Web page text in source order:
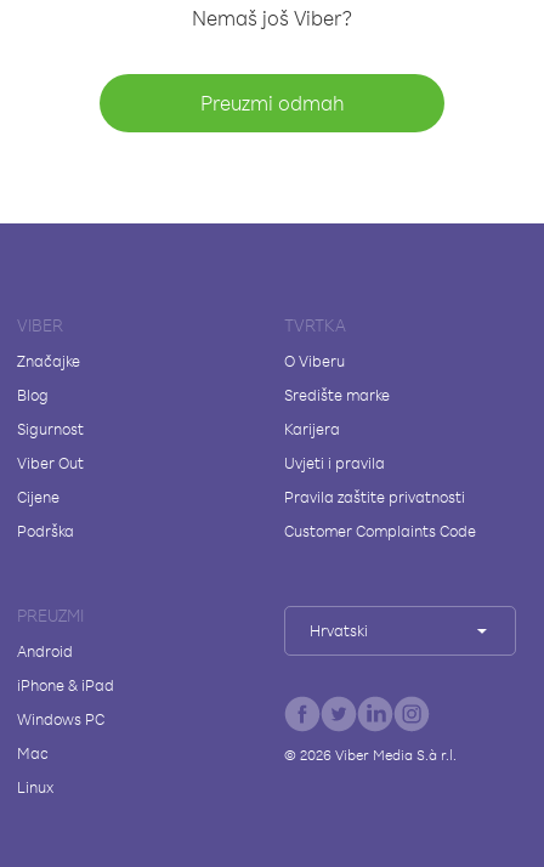
Nemaš još Viber?
Preuzmi odmah
VIBER
Značajke
Blog
Sigurnost
Viber Out
Cijene
Podrška
TVRTKA
O Viberu
Središte marke
Karijera
Uvjeti i pravila
Pravila zaštite privatnosti
Customer Complaints Code
PREUZMI
Android
iPhone & iPad
Windows PC
Mac
Linux
Hrvatski
© 2026Viber Media S.à r.l.